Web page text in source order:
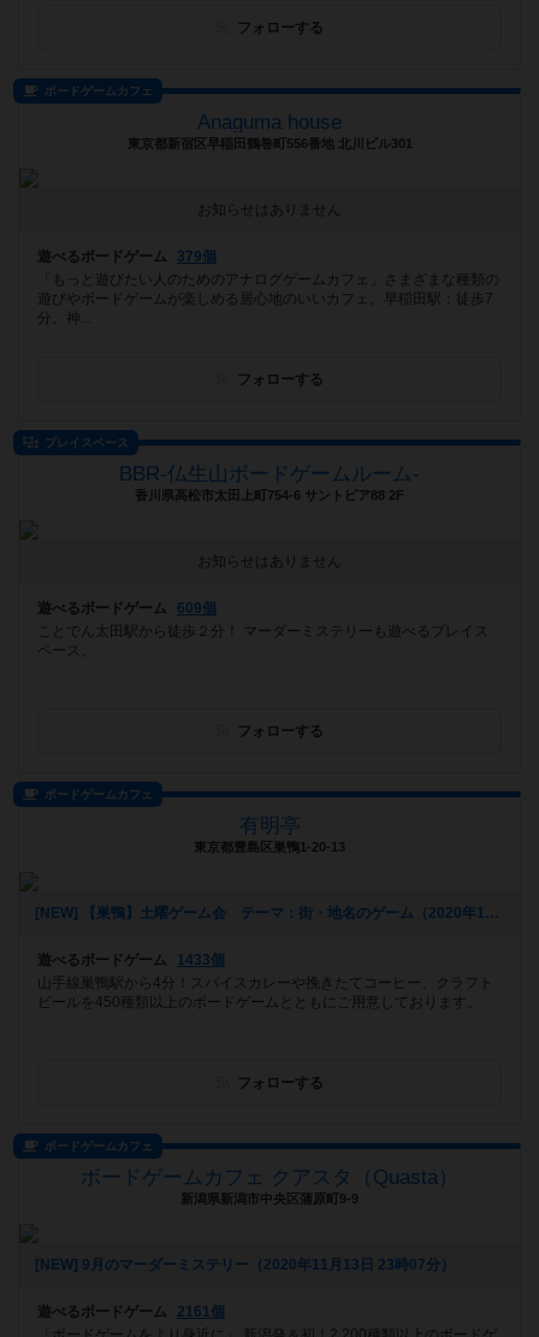
フォローする
ボードゲームカフェ
Anaguma house
東京都新宿区早稲田鶴巻町556番地 北川ビル301
お知らせはありません
遊べるボードゲーム
379個
「もっと遊びたい人のためのアナログゲームカフェ」さまざまな種類の
遊びやボードゲームが楽しめる居心地のいいカフェ。早稲田駅：徒歩7
分。神...
フォローする
プレイスペース
BBR-仏生山ボードゲームルーム-
香川県高松市太田上町754-6 サントピア88 2F
お知らせはありません
遊べるボードゲーム
609個
ことでん太田駅から徒歩２分！ マーダーミステリーも遊べるプレイス
ペース。
フォローする
ボードゲームカフェ
有明亭
東京都豊島区巣鴨1-20-13
[NEW] 【巣鴨】土曜ゲーム会 テーマ：街・地名のゲーム（2020年12月02日 17時54分）
遊べるボードゲーム
1433個
山手線巣鴨駅から4分！スパイスカレーや挽きたてコーヒー、クラフト
ビールを450種類以上のボードゲームとともにご用意しております。
フォローする
ボードゲームカフェ
ボードゲームカフェ クアスタ（Quasta）
新潟県新潟市中央区蒲原町9-9
[NEW] 9月のマーダーミステリー（2020年11月13日 23時07分）
遊べるボードゲーム
2161個